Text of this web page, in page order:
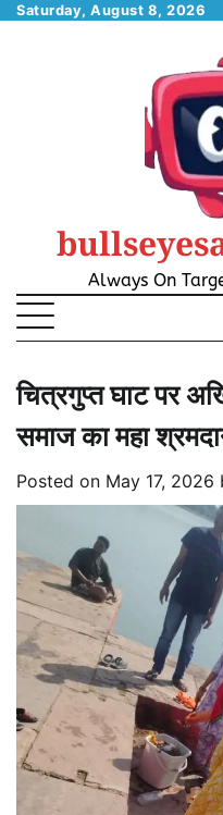
SkipSaturday, August 8, 2026
Always On
चित्रगुप्त घाट पर
समाज का महा
Posted on May 17, 2026